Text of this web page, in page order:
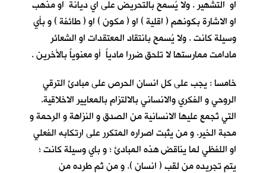
او التشهير . ولا يُسمح بالتحريض على اي ديانة او مذهب
او الاشارة بكونهم ( اقلية ) او ( مكون ) او ( طائفة ) و بأي
وسيلة كانت . ولا يُسمح بانتقاد المعتقدات او الشعائر
مادامت ممارستها لا تلحق ضررا مادياً أو معنوياً بالأخرين .
خامسا : يجب على كل انسان الحرص على مبادئ الترقي
الروحي و الفكري والانساني بالالتزام بالمعايير الاخلاقية.
التي تُجمع عليها الانسانية من الصدق و النزاهة و الرحمة و
محبة الخير. و من يثبت اصراره المتكرر على ارتكابه الفعلي
او اللفظي لما يناقض هذه المبادئ ؛ و باي وسيلة كانت ؛
يتم تجريده من لقب ( انسان ). و من ثم طرده من